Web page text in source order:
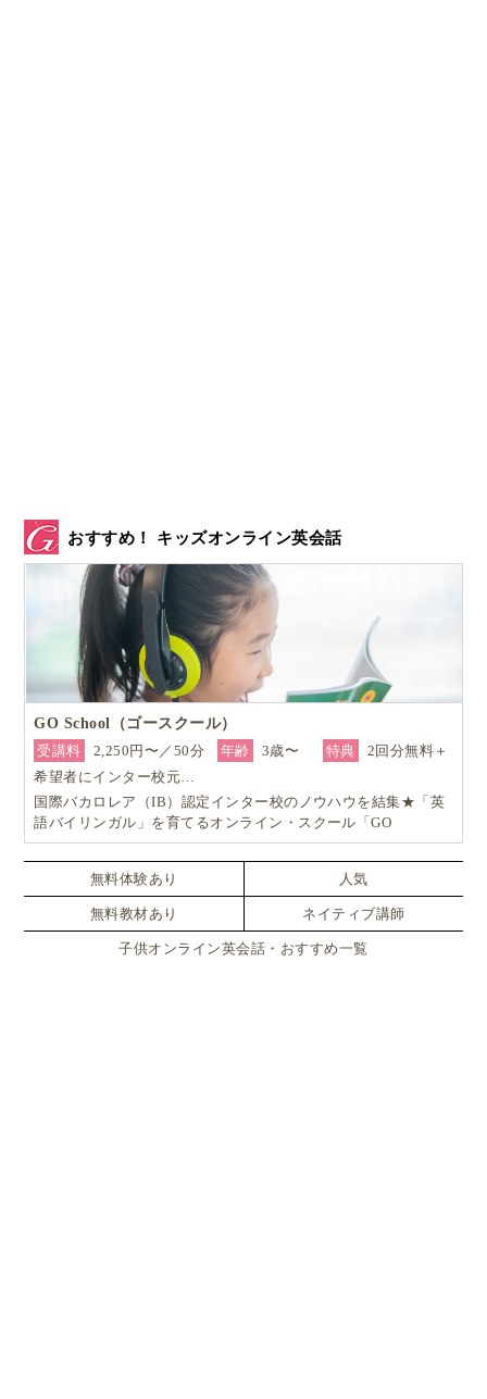
おすすめ！ キッズオンライン英会話
GO School（ゴースクール）
受講料
2,250円〜／50分 年齢 3歳〜 特典
2回分無料＋
希望者にインター校元…
国際バカロレア（IB）認定インター校のノウハウを結集★「英
語バイリンガル」を育てるオンライン・スクール「GO
School（ゴースクール）」
無料体験あり 人気
無料教材あり ネイティブ講師
子供オンライン英会話・おすすめ一覧